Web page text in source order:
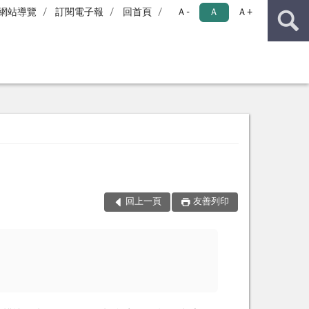
站導覽 訂閱電子報 回首頁 Ａ- Ａ Ａ+
回上一頁 友善列印